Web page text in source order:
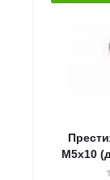
М5х10